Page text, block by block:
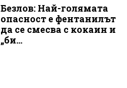
Безлов: Най-голямата
опасност е фентанилът
да се смесва с кокаин и
„би...